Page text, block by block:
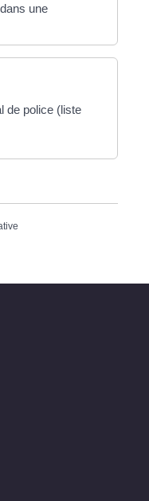
une
de police (liste